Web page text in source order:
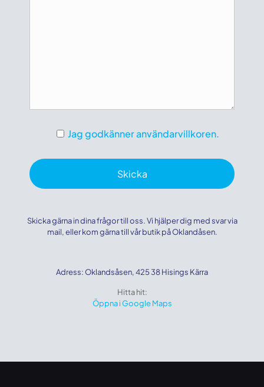
Jag godkänner användarvillkoren.
Skicka gärna in dina frågor till oss. Vi hjälper dig med svar via
mail, eller kom gärna till vår butik på Oklandåsen.
Adress: Oklandsåsen, 425 38 Hisings Kärra
Hitta hit:
Öppna i Google Maps